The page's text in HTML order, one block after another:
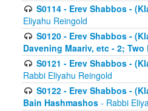
S0114 - Erev Shabbos -
Eliyahu Reingold
S0120 - Erev Shabbos -
Davening Maariv, etc - 2;
S0121 - Erev Shabbos -
Rabbi Eliyahu Reingold
S0122 - Erev Shabbos -
Bain Hashmashos - Rabbi